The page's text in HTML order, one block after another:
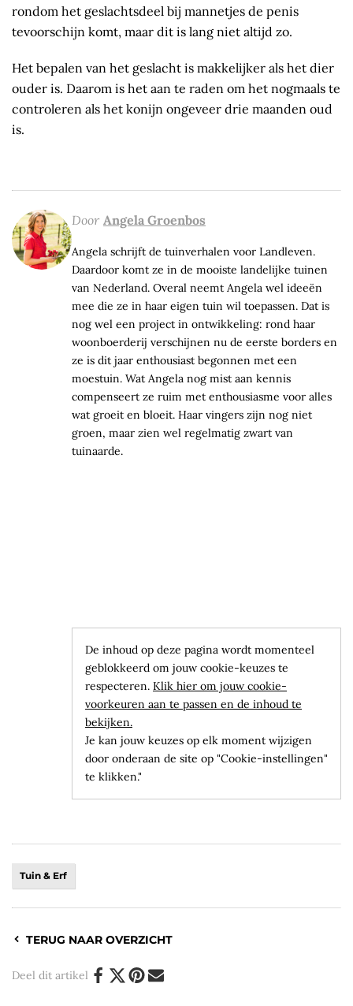
rondom het geslachtsdeel bij mannetjes de penis
tevoorschijn komt, maar dit is lang niet altijd zo.
Het bepalen van het geslacht is makkelijker als het dier
ouder is. Daarom is het aan te raden om het nogmaals te
controleren als het konijn ongeveer drie maanden oud
is.
Door Angela Groenbos
Angela schrijft de tuinverhalen voor Landleven.
Daardoor komt ze in de mooiste landelijke tuinen
van Nederland. Overal neemt Angela wel ideeën
mee die ze in haar eigen tuin wil toepassen. Dat is
nog wel een project in ontwikkeling: rond haar
woonboerderij verschijnen nu de eerste borders en
ze is dit jaar enthousiast begonnen met een
moestuin. Wat Angela nog mist aan kennis
compenseert ze ruim met enthousiasme voor alles
wat groeit en bloeit. Haar vingers zijn nog niet
groen, maar zien wel regelmatig zwart van
tuinaarde.
De inhoud op deze pagina wordt momenteel
geblokkeerd om jouw cookie-keuzes te
respecteren. Klik hier om jouw cookie-
voorkeuren aan te passen en de inhoud te
bekijken.
Je kan jouw keuzes op elk moment wijzigen
door onderaan de site op "Cookie-instellingen"
te klikken."
Tuin & Erf
TERUG NAAR OVERZICHT
Deel dit artikel